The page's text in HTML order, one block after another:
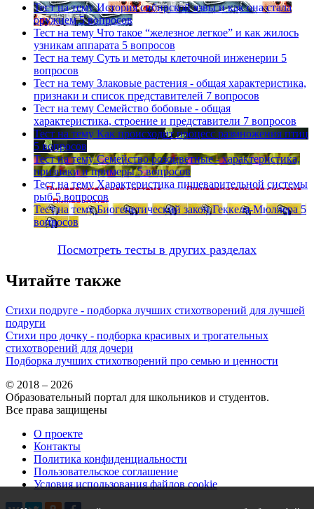
Тест на тему История сибирской язвы и как она стала
оружием 5 вопросов
Тест на тему Что такое “железное легкое” и как жилось
узникам аппарата 5 вопросов
Тест на тему Суть и методы клеточной инженерии 5
вопросов
Тест на тему Злаковые растения - общая характеристика,
признаки и список представителей 7 вопросов
Тест на тему Семейство бобовые - общая
характеристика, строение и представители 7 вопросов
Тест на тему Как происходит процесс размножения птиц
5 вопросов
Тест на тему Семейство розоцветные - характеристика,
признаки и примеры 5 вопросов
Тест на тему Характеристика пищеварительной системы
рыб 5 вопросов
Тест на тему Биогенетический закон Геккеля-Мюллера 5
вопросов
Посмотреть тесты в других разделах
Читайте также
Стихи подруге - подборка лучших стихотворений для лучшей
подруги
Стихи про дочку - подборка красивых и трогательных
стихотворений для дочери
Подборка лучших стихотворений про семью и ценности
© 2018 – 2026
Образовательный портал для школьников и студентов.
Все права защищены
О проекте
Контакты
Политика конфиденциальности
Пользовательское соглашение
Условия использования файлов cookie